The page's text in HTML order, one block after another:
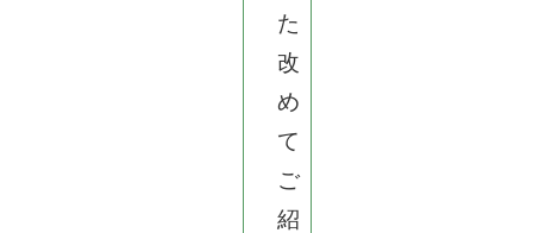
た
改
め
て
ご
紹